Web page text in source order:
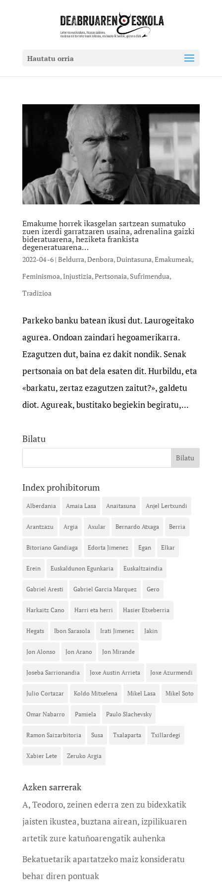
Hautatu orria
Emakume horrek ikasgelan sartzean sumatuko
zuen izerdi garratzaren usaina, adrenalina gaizki
bideratuarena, heziketa frankista
degeneratuarena…
2022-04 -6| Beldurra,Denbora,Duintasuna,Emakumeak,
Feminismoa,Injustizia,Pertsonaia, Sufrimendua,
Tradizioa
Parkeko banku batean ikusi dut. Laurogeitako
agurea. Ondoan zaindari hegoamerikarra.
Ezagutzen dut, baina ez dakit nondik. Senak
pertsonaia on bat dela esaten dit. Hurbildu, eta
«barkatu, zertaz ezagutzen zaitut?», galdetu
diot. Agureak, bustitako begiekin begiratu,...
Bilatu
Index prohibitorum
Alberdania Amaia Lasa Anaitasuna Anjel Lertxundi
Arantzazu Argia Axular Bernardo Atxaga Berria
Bitoriano Gandiaga Edorta Jimenez Egan Elkar
Erein Euskaldunon Egunkaria Euskaltzaindia
Gabriel Aresti Gabriel Garcia Marquez Gero
Harkaitz Cano Harri eta herri Hasier Etxeberria
Hegats Ibon Sarasola Irati Jimenez Jakin
Jon Alonso Jon Arano Jon Mirande
Joseba Sarrionandia Joxe Austin Arrieta Joxe Azurmendi
Julio Cortazar Koldo Mitxelena Mikel Lasa Mikel Soto
Omar Nabarro Pamiela Paulo Slachevsky
Ramon Saizarbitoria Susa Txalaparta Txillardegi
Xabier Lete Zeruko Argia
Azken sarrerak
A, Teodoro, zeinen ederra zen zu bidexkatik
jaisten ikustea, buztana airean, izpilikuaren
artetik zure katuñoarengatik auhenka
Bekatuetarik apartatzeko maiz konsideratu
behar diren pontuak